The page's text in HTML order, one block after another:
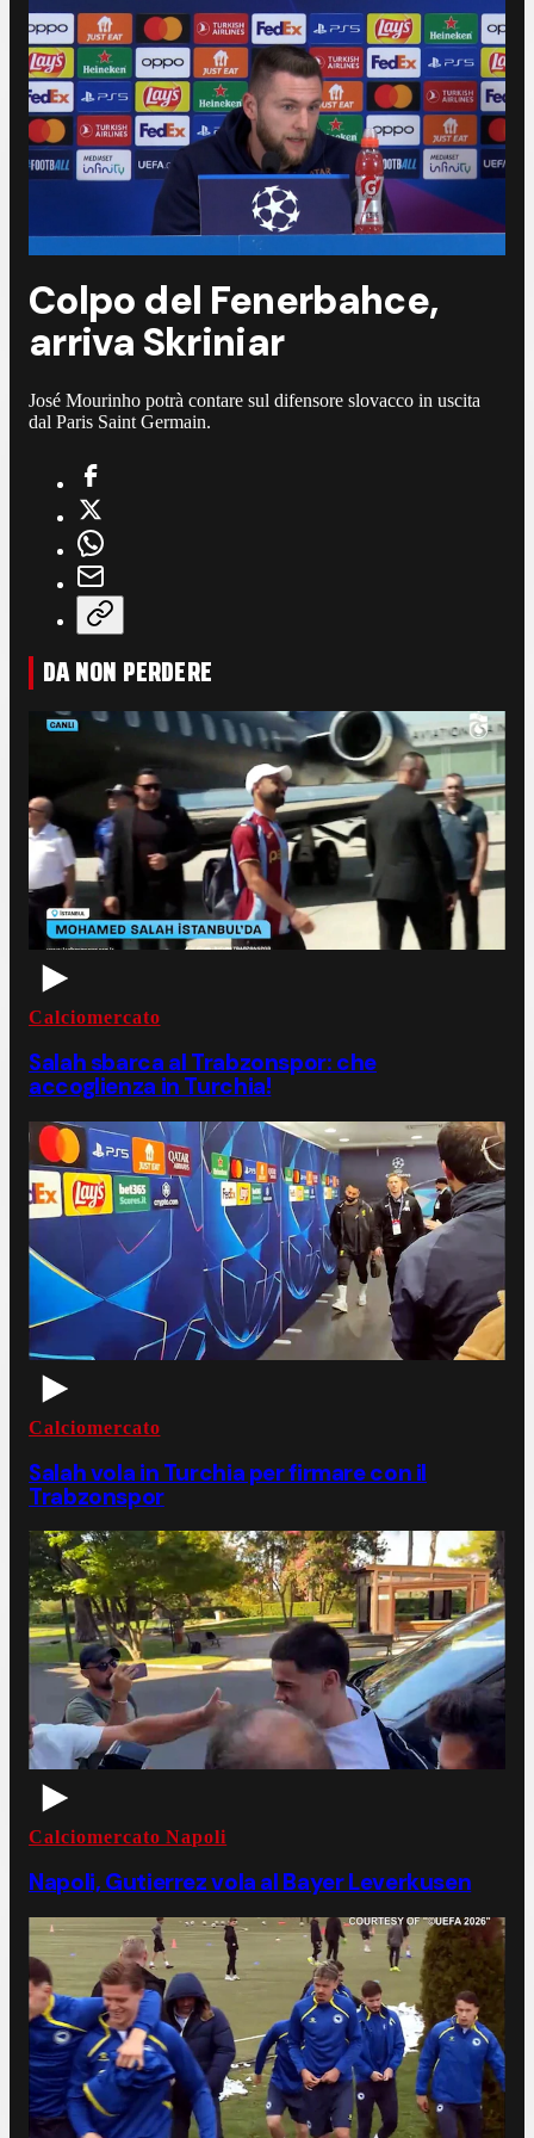
Colpo del Fenerbahce,
arriva Skriniar
José Mourinho potrà contare sul difensore slovacco in uscita
dal Paris Saint Germain.
DA NON PERDERE
Calciomercato
Salah sbarca al Trabzonspor: che
accoglienza in Turchia!
Calciomercato
Salah vola in Turchia per firmare con il
Trabzonspor
Calciomercato Napoli
Napoli, Gutierrez vola al Bayer Leverkusen